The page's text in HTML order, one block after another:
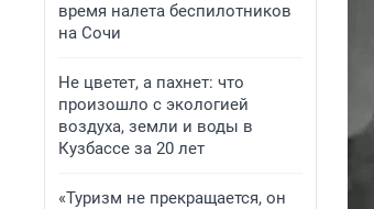
время налета беспилотников
на Сочи
Не цветет, а пахнет: что
произошло с экологией
воздуха, земли и воды в
Кузбассе за 20 лет
«Туризм не прекращается, он